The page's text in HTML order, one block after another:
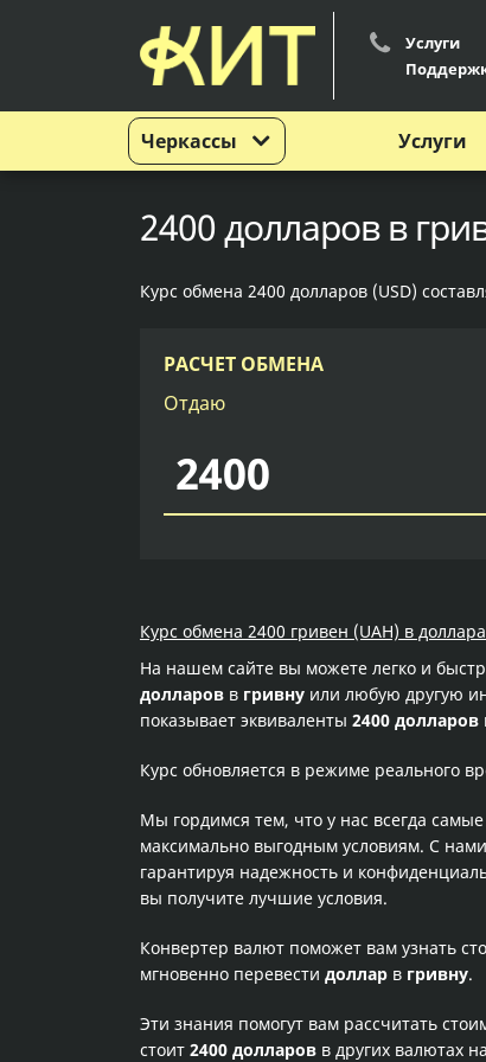
Черкассы
Услуги
Услуги
2400 долларов в
Курс обмена 2400 долларов (USD)
РАСЧЕТ ОБМЕНА
Отдаю
Курс обмена 2400 гривен (UAH) в
На нашем сайте вы можете легко и
долларов в гривну или любую другую
показывает эквиваленты 2400 долларов
Курс обновляется в режиме реального
Мы гордимся тем, что у нас всегда
максимально выгодным условиям. С
гарантируя надежность и
вы получите лучшие условия.
Конвертер валют поможет вам узнать
мгновенно перевести доллар в гривну.
Эти знания помогут вам рассчитать
стоит 2400 долларов в других валютах